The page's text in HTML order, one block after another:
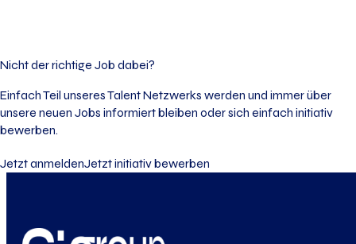
Nicht der richtige Job dabei?
Einfach Teil unseres Talent Netzwerks werden und immer über
unsere neuen Jobs informiert bleiben oder sich einfach initiativ
bewerben.
Jetzt anmeldenJetzt initiativ bewerben